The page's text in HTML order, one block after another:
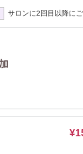
サロンに2回目以降に